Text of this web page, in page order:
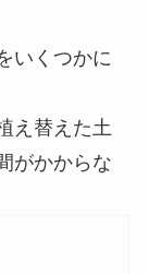
いくつかに
え替えた土
がかからな